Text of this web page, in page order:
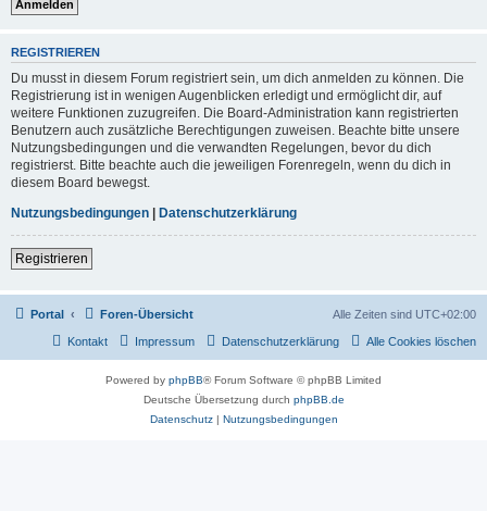
REGISTRIEREN
Du musst in diesem Forum registriert sein, um dich anmelden zu können. Die
Registrierung ist in wenigen Augenblicken erledigt und ermöglicht dir, auf
weitere Funktionen zuzugreifen. Die Board-Administration kann registrierten
Benutzern auch zusätzliche Berechtigungen zuweisen. Beachte bitte unsere
Nutzungsbedingungen und die verwandten Regelungen, bevor du dich
registrierst. Bitte beachte auch die jeweiligen Forenregeln, wenn du dich in
diesem Board bewegst.
Nutzungsbedingungen | Datenschutzerklärung
Registrieren
Portal Foren-Übersicht Alle Zeiten sind UTC+02:00
Alle Cookies löschen
Datenschutzerklärung
Impressum
Kontakt
Powered by phpBB® Forum Software © phpBB Limited
Deutsche Übersetzung durch phpBB.de
Datenschutz| Nutzungsbedingungen